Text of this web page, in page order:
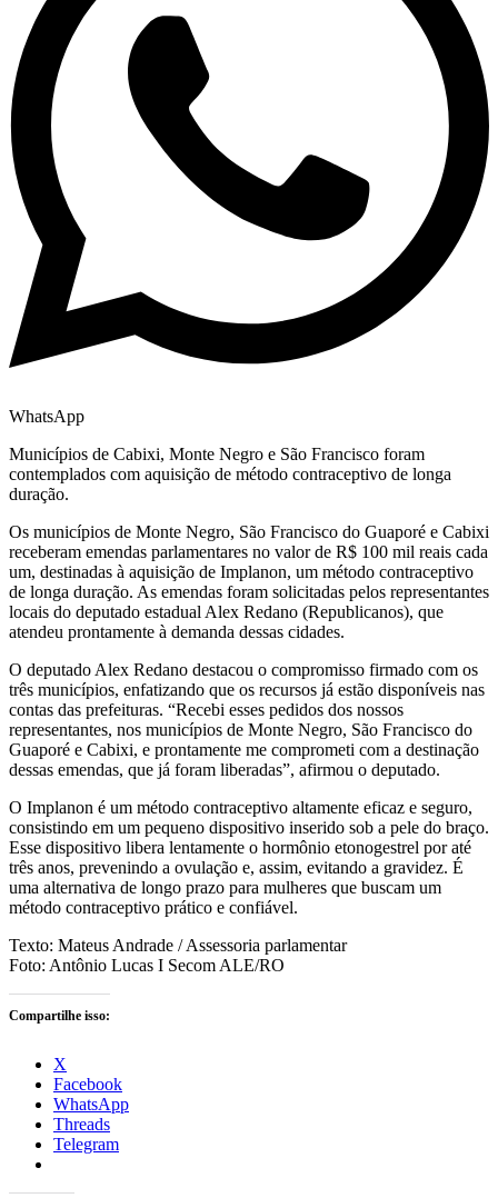
WhatsApp
Municípios de Cabixi, Monte Negro e São Francisco foram
contemplados com aquisição de método contraceptivo de longa
duração.
Os municípios de Monte Negro, São Francisco do Guaporé e Cabixi
receberam emendas parlamentares no valor de R$ 100 mil reais cada
um, destinadas à aquisição de Implanon, um método contraceptivo
de longa duração. As emendas foram solicitadas pelos representantes
locais do deputado estadual Alex Redano (Republicanos), que
atendeu prontamente à demanda dessas cidades.
O deputado Alex Redano destacou o compromisso firmado com os
três municípios, enfatizando que os recursos já estão disponíveis nas
contas das prefeituras. “Recebi esses pedidos dos nossos
representantes, nos municípios de Monte Negro, São Francisco do
Guaporé e Cabixi, e prontamente me comprometi com a destinação
dessas emendas, que já foram liberadas”, afirmou o deputado.
O Implanon é um método contraceptivo altamente eficaz e seguro,
consistindo em um pequeno dispositivo inserido sob a pele do braço.
Esse dispositivo libera lentamente o hormônio etonogestrel por até
três anos, prevenindo a ovulação e, assim, evitando a gravidez. É
uma alternativa de longo prazo para mulheres que buscam um
método contraceptivo prático e confiável.
Texto: Mateus Andrade / Assessoria parlamentar
Foto: Antônio Lucas I Secom ALE/RO
Compartilhe isso:
X
Facebook
WhatsApp
Threads
Telegram